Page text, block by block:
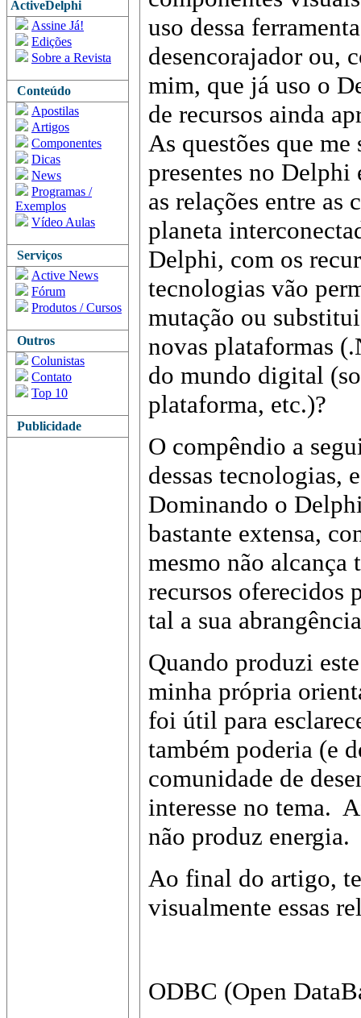
ActiveDelphi
Assine Já!
Edições
Sobre a Revista
Conteúdo
Apostilas
Artigos
Componentes
Dicas
News
Programas /
Exemplos
Vídeo Aulas
Serviços
Active News
Fórum
Produtos / Cursos
Outros
Colunistas
Contato
Top 10
Publicidade
uso dessa
desencorajador ou,
mim, que já uso o
de recursos ainda
As questões que
presentes no Delphi
as relações entre as
planeta
Delphi, com os
tecnologias vão
mutação ou
novas plataformas
do mundo digital
plataforma, etc.)?
O compêndio a
dessas tecnologias,
Dominando o
bastante extensa,
mesmo não alcança
recursos oferecidos
tal a sua
Quando produzi
minha própria
foi útil para
também poderia (e
comunidade de
interesse no tema.
não produz energia.
Ao final do artigo,
visualmente essas
ODBC (Open